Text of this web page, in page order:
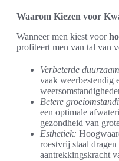
Waarom Kiezen voor
Wanneer men kiest voor
profiteert men van tal van
Verbeterde
vaak weerbestendig
Betere
een optimale
gezondheid van
Esthetiek:
roestvrij staal
aantrekkingskracht